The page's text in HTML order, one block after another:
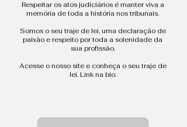
Respeitar os atos judiciários é manter viva a
memória de toda a história nos tribunais.
Somos o seu traje de lei, uma declaração de
paixão e respeito por toda a solenidade da
sua profissão.
Acesse o nosso site e conheça o seu traje de
lei. Link na bio.